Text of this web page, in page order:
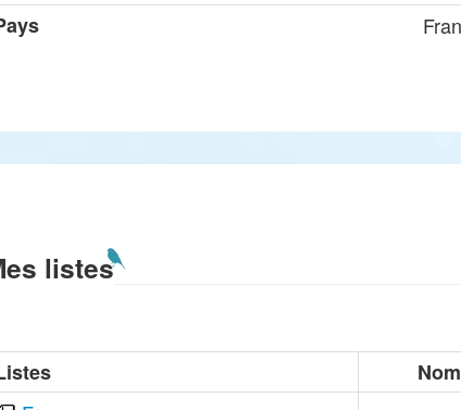
listes